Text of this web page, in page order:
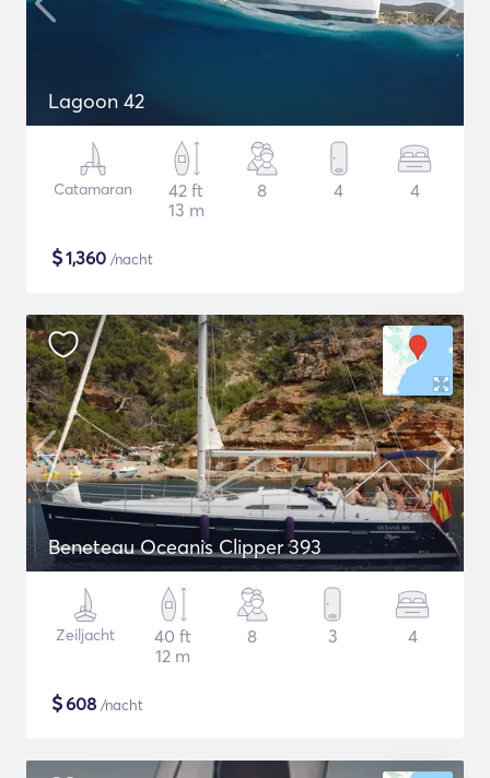
Lagoon 42
Catamaran
42 ft
13 m
8 4 4
$1,360 /nacht
Beneteau Oceanis Clipper 393
Zeiljacht
40 ft
12 m
8 3 4
$608 /nacht